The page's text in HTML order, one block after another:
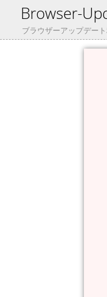
Browser-
ブラウザーアップデー